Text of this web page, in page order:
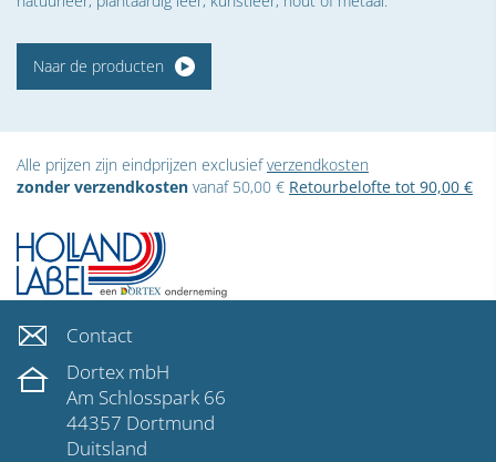
Naar de producten
Alle prijzen zijn eindprijzen exclusiefverzendkosten
zonder verzendkosten vanaf 50,00 € Retourbelofte tot 90,00 €
Contact
Dortex mbH
Am Schlosspark 66
44357 Dortmund
Duitsland